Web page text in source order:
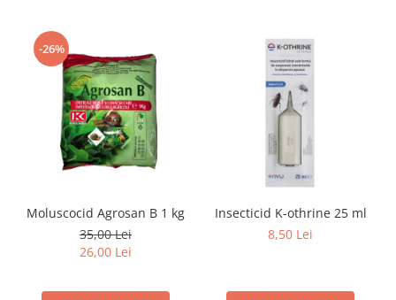
-26%
Moluscocid Agrosan B 1 kg
35,00 Lei
26,00 Lei
Insecticid K-othrine 25 ml
8,50 Lei